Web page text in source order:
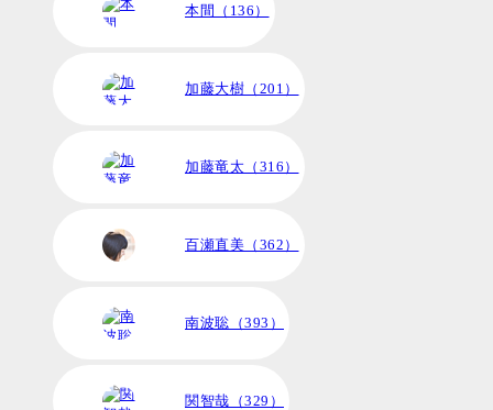
本間（136）
加藤大樹（201）
加藤竜太（316）
百瀬直美（362）
南波聡（393）
関智哉（329）